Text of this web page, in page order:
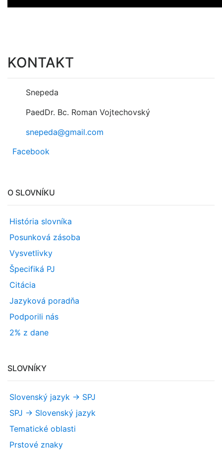
KONTAKT
Snepeda
PaedDr. Bc. Roman Vojtechovský
snepeda@gmail.com
Facebook
O SLOVNÍKU
História slovníka
Posunková zásoba
Vysvetlivky
Špecifiká PJ
Citácia
Jazyková poradňa
Podporili nás
2% z dane
SLOVNÍKY
Slovenský jazyk -> SPJ
SPJ -> Slovenský jazyk
Tematické oblasti
Prstové znaky